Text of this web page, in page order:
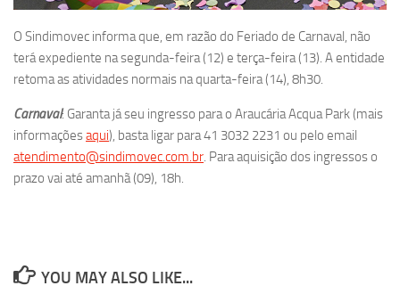
O Sindimovec informa que, em razão do Feriado de Carnaval, não
terá expediente na segunda-feira (12) e terça-feira (13). A entidade
retoma as atividades normais na quarta-feira (14), 8h30.
Carnaval: Garanta já seu ingresso para o Araucária Acqua Park (mais
informaçõesaqui), basta ligar para 41 3032 2231 ou pelo email
atendimento@sindimovec.com.br. Para aquisição dos ingressos o
prazo vai até amanhã (09), 18h.
YOU MAY ALSO LIKE...